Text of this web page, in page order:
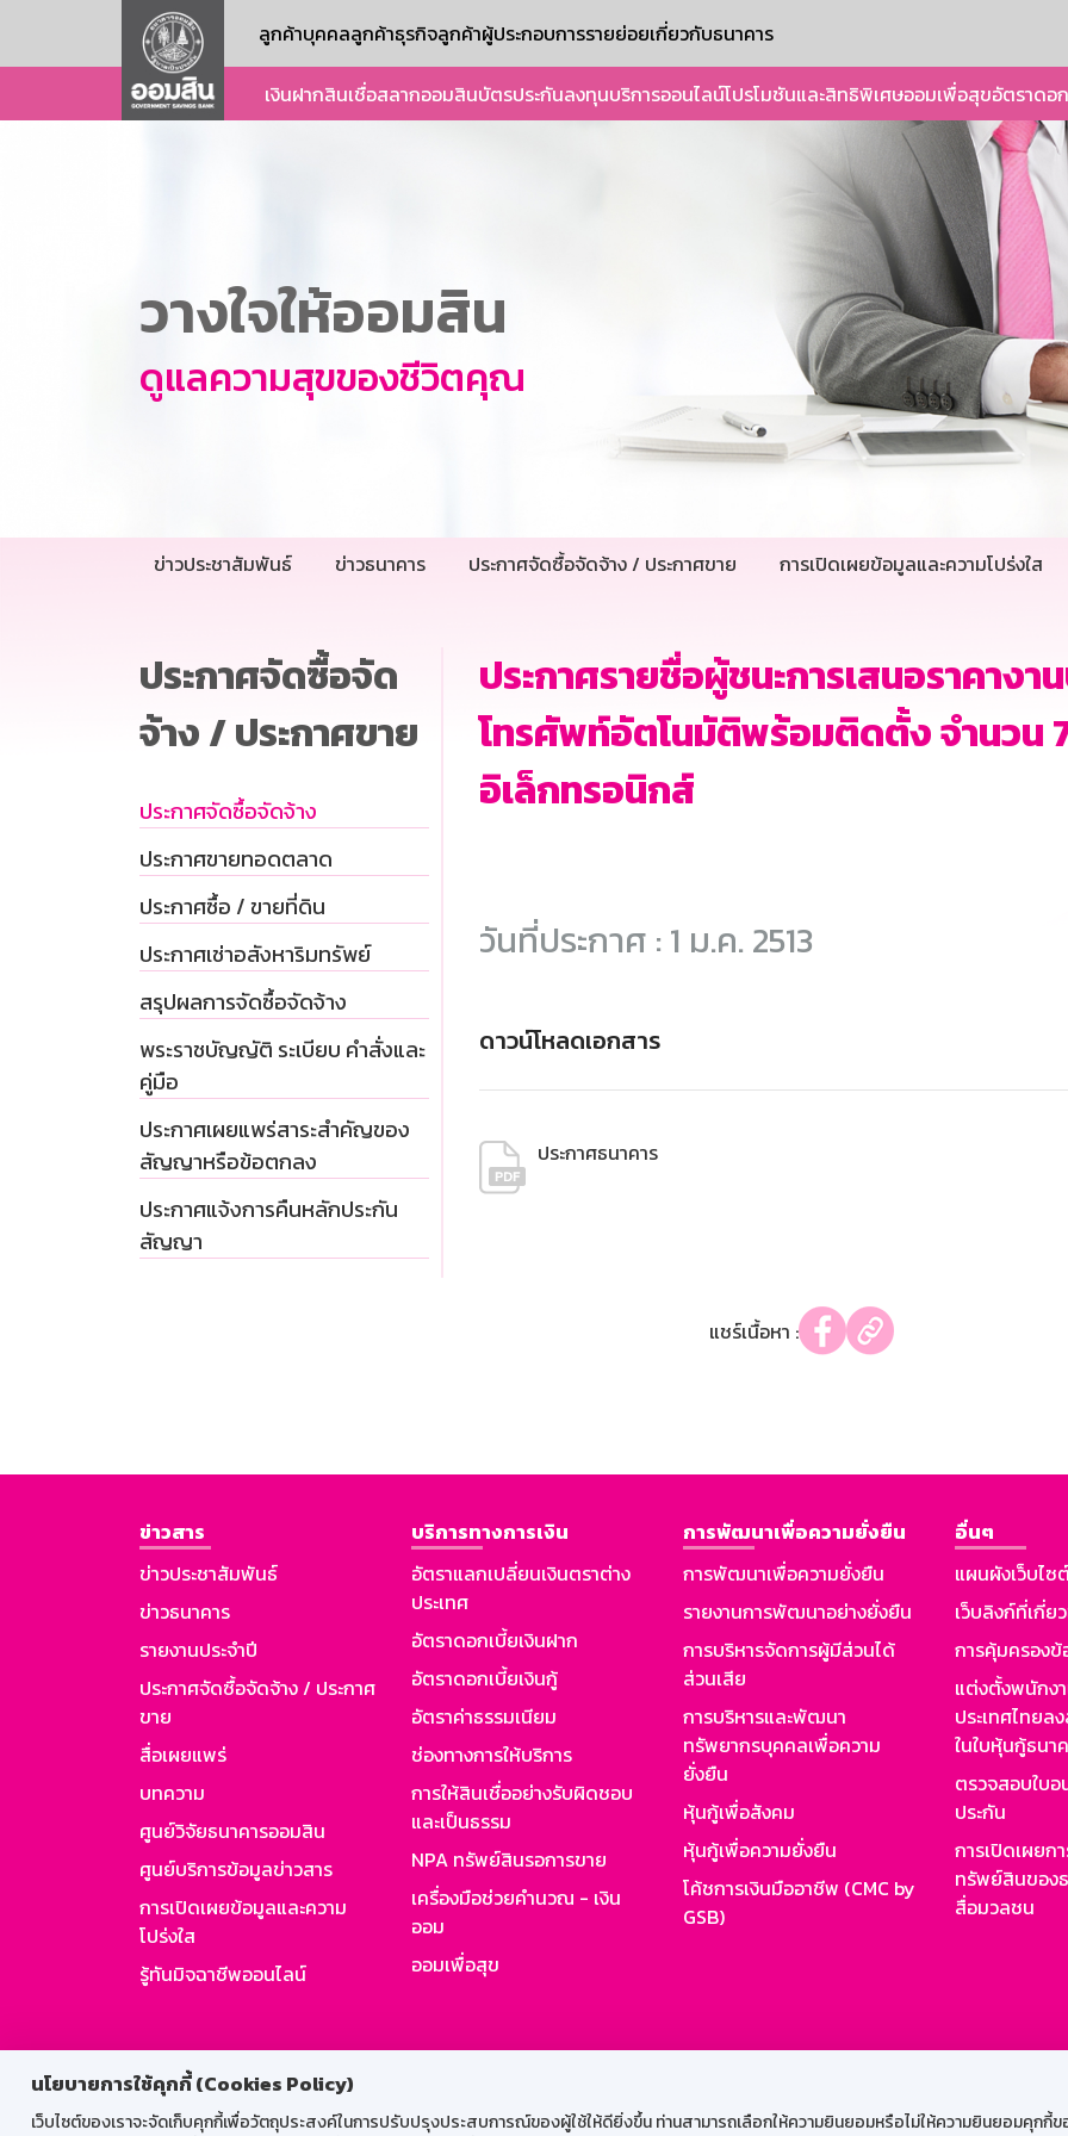
นโยบายการใช้คุกกี้ (Cookies Policy)
เว็บไซต์ของเราจะจัดเก็บคุกกี้เพื่อวัตถุประสงค์ในการปรับปรุงประสบการณ์ของผู้ใช้ให้ดียิ่งขึ้น ท่านสามารถเลือกให้ความยินยอมหรือไม่ให้ความยินยอมคุกกี้ข
ลูกค้าบุคคลลูกค้าธุรกิจลูกค้าผู้ประกอบการรายย่อยเกี่ยวกับธนาคาร
เงินฝากสินเชื่อสลากออมสินบัตรประกันลงทุนบริการออนไลน์โปรโมชันและสิทธิพิเศษออมเพื่อสุขอัตราดอ
วางใจให้ออมสิน
ดูแลความสุขของชีวิตคุณ
ข่าวประชาสัมพันธ์ ข่าวธนาคาร ประกาศจัดซื้อจัดจ้าง / ประกาศขาย การเปิดเผยข้อมูลและความโปร่งใส
ประกาศจัดซื้อจัด
จ้าง / ประกาศขาย
ประกาศจัดซื้อจัดจ้าง
ประกาศขายทอดตลาด
ประกาศซื้อ / ขายที่ดิน
ประกาศเช่าอสังหาริมทรัพย์
สรุปผลการจัดซื้อจัดจ้าง
พระราชบัญญัติ ระเบียบ คำสั่งและ
คู่มือ
ประกาศเผยแพร่สาระสำคัญของ
สัญญาหรือข้อตกลง
ประกาศแจ้งการคืนหลักประกัน
สัญญา
ประกาศรายชื่อผู้ชนะการเสนอราคางา
โทรศัพท์อัตโนมัติพร้อมติดตั้ง จำนวน
อิเล็กทรอนิกส์
วันที่ประกาศ : 1 ม.ค. 2513
ดาวน์โหลดเอกสาร
ประกาศธนาคาร
แชร์เนื้อหา :
ข่าวสาร
ข่าวประชาสัมพันธ์
ข่าวธนาคาร
รายงานประจำปี
ประกาศจัดซื้อจัดจ้าง / ประกาศ
ขาย
สื่อเผยแพร่
บทความ
ศูนย์วิจัยธนาคารออมสิน
ศูนย์บริการข้อมูลข่าวสาร
การเปิดเผยข้อมูลและความ
โปร่งใส
รู้ทันมิจฉาชีพออนไลน์
บริการทางการเงิน
อัตราแลกเปลี่ยนเงินตราต่าง
ประเทศ
อัตราดอกเบี้ยเงินฝาก
อัตราดอกเบี้ยเงินกู้
อัตราค่าธรรมเนียม
ช่องทางการให้บริการ
การให้สินเชื่ออย่างรับผิดชอบ
และเป็นธรรม
NPA ทรัพย์สินรอการขาย
เครื่องมือช่วยคำนวณ - เงิน
ออม
ออมเพื่อสุข
การพัฒนาเพื่อความยั่งยืน
การพัฒนาเพื่อความยั่งยืน
รายงานการพัฒนาอย่างยั่งยืน
การบริหารจัดการผู้มีส่วนได้
ส่วนเสีย
การบริหารและพัฒนา
ทรัพยากรบุคคลเพื่อความ
ยั่งยืน
หุ้นกู้เพื่อสังคม
หุ้นกู้เพื่อความยั่งยืน
โค้ชการเงินมืออาชีพ (CMC by
GSB)
อื่นๆ
แผนผังเว็บไซ
เว็บลิงก์ที่เกี่ย
การคุ้มครอง
แต่งตั้งพนักง
ประเทศไทยล
ในใบหุ้นกู้ธนา
ตรวจสอบใบ
ประกัน
การเปิดเผยก
ทรัพย์สินของ
สื่อมวลชน